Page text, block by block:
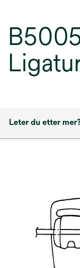
Leter du etter